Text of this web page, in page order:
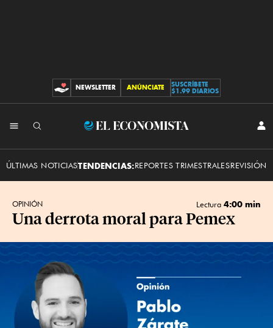
CONTRIBUCIONES
NEWSLETTER ANÚNCIATE
SUSCRÍBETE
$1.99 DIARIOS
El
ÚLTIMAS NOTICIASTENDENCIAS:REPORTES TRIMESTRALESREVISIÓN
OPINIÓN Lectura 4:00 min
Una derrota moral para Pemex